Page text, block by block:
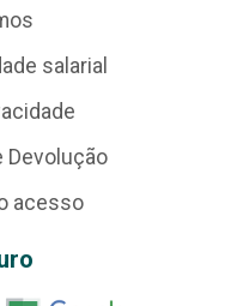
salarial
Devolução
acesso